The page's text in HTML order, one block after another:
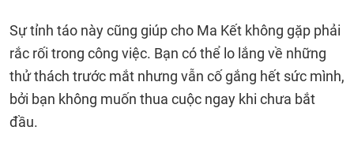
Sự tỉnh táo này cũng giúp cho Ma Kết không gặp phải
rắc rối trong công việc. Bạn có thể lo lắng về những
thử thách trước mắt nhưng vẫn cố gắng hết sức mình,
bởi bạn không muốn thua cuộc ngay khi chưa bắt
đầu.